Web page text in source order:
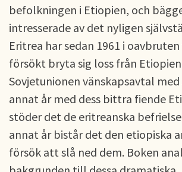
befolkningen i Etiopien, och
intresserade av det nyligen
Eritrea har sedan 1961 i
försökt bryta sig loss från
Sovjetunionen vänskapsavtal
annat år med dess bittra fiende
stöder det de eritreanska
annat år bistår det den etiopiska
försök att slå ned dem. Boken